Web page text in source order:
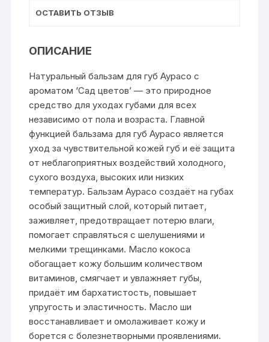
ОСТАВИТЬ ОТЗЫВ
ОПИСАНИЕ
Натуральный бальзам для губ Аурасо с
ароматом ‘Сад цветов’ — это природное
средство для уходах губами для всех
независимо от пола и возраста. Главной
функцией бальзама для губ Аурасо является
уход за чувствительной кожей губ и её защита
от неблагоприятных воздействий холодного,
сухого воздуха, высоких или низких
температур. Бальзам Аурасо создаёт на губах
особый защитный слой, который питает,
заживляет, предотвращает потерю влаги,
помогает справляться с шелушениями и
мелкими трещинками. Масло кокоса
обогащает кожу большим количеством
витаминов, смягчает и увлажняет губы,
придаёт им бархатистость, повышает
упругость и эластичность. Масло ши
восстанавливает и омолаживает кожу и
борется с болезнетворными проявлениями.